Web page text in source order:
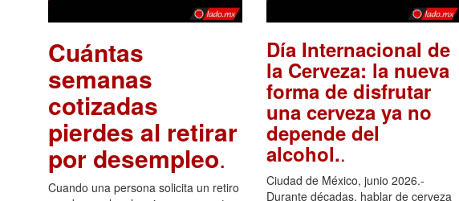
Cuántas
semanas
cotizadas
pierdes al retirar
por desempleo.
Cuando una persona solicita un retiro
Día Internacional de
la Cerveza: la nueva
forma de disfrutar
una cerveza ya no
depende del
alcohol..
Ciudad de México, junio 2026.-
Durante décadas, hablar de cerveza